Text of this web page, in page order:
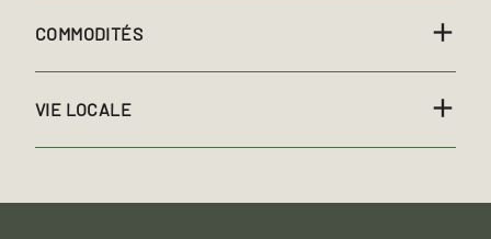
COMMODITÉS
VIE LOCALE